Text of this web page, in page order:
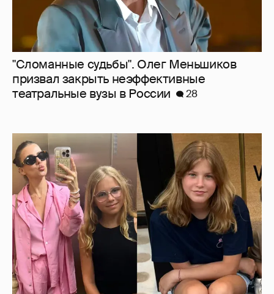
Внучки Светланы и Фёдора Бондарчук
отдыхают в Испании с матерью и братьями
17